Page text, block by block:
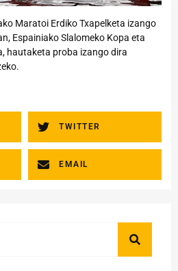
Maratoi Erdiko Txapelketa izango
Espainiako Slalomeko Kopa eta
hautaketa proba izango dira
TWITTER
EMAIL